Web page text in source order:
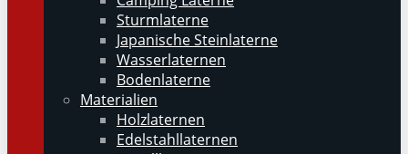
Sturmlaterne
Japanische Steinlaterne
Wasserlaternen
Bodenlaterne
Materialien
Holzlaternen
Edelstahllaternen